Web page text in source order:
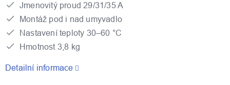
Jmenovitý proud 29/31/35 A
Montáž pod i nad umyvadlo
Nastavení teploty 30–60 °C
Hmotnost 3,8 kg
Detailní informace